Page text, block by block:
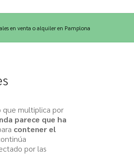
en venta o alquiler en Pamplona
que multiplica por
parece que ha
contener el
por las